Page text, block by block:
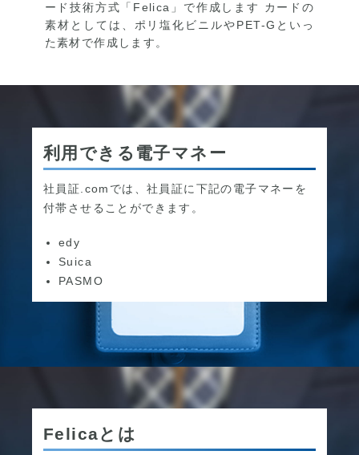
ード技術方式「Felica」で作成します カードの
素材としては、ポリ塩化ビニルやPET-Gといっ
た素材で作成します。
利用できる電子マネー
社員証.comでは、社員証に下記の電子マネーを
付帯させることができます。
edy
Suica
PASMO
Felicaとは